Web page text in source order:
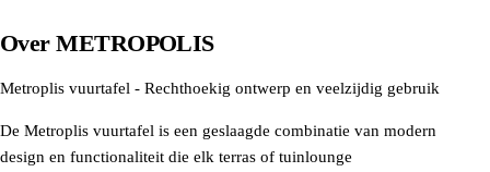
OverMETROPOLIS
Metroplis vuurtafel - Rechthoekig ontwerp en veelzijdig gebruik
De Metroplis vuurtafel is een geslaagde combinatie van modern
design en functionaliteit die elk terras of tuinlounge